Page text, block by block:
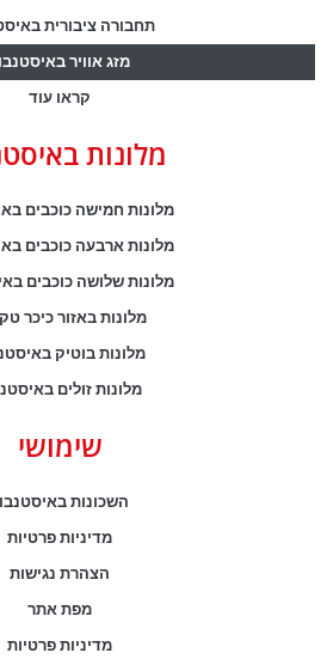
תחבורה ציבורית
מזג אוויר
קראו עוד
מלונות
מלונות חמישה כוכבים
מלונות ארבעה כוכבים
מלונות שלושה כוכבים
מלונות באזור כיכר
מלונות בוטיק
מלונות זולים
שימושי
השכונות
מדיניות פרטיות
הצהרת נגישות
מפת אתר
מדיניות פרטיות